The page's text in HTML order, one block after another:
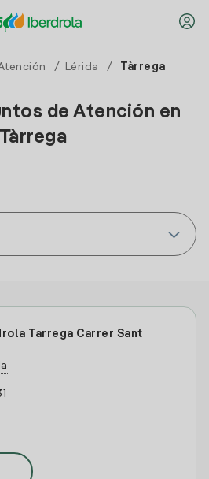
/ Lérida / Tàrrega
de Atención en
Tàrrega
Tarrega Carrer Sant